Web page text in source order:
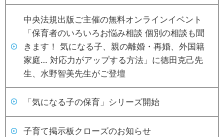
中央法規出版ご主催の無料オンラインイベント
「保育者のいろいろお悩み相談 個別の相談も聞
きます！ 気になる子、親の離婚・再婚、外国籍
家庭… 対応力がアップする方法」に徳田克己先
生、水野智美先生がご登壇
「気になる子の保育」シリーズ開始
子育て掲示板クローズのお知らせ